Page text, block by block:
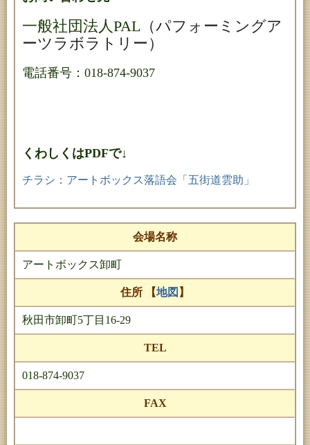
一般社団法人PAL（パフォーミングア
ーツラボラトリー）
電話番号：018-874-9037
くわしくはPDFで↓
チラシ：アートボックス落語会「五街道雲助」
会場名称
アートボックス卸町
住所 【地図 】
秋田市卸町5丁目16-29
TEL
018-874-9037
FAX